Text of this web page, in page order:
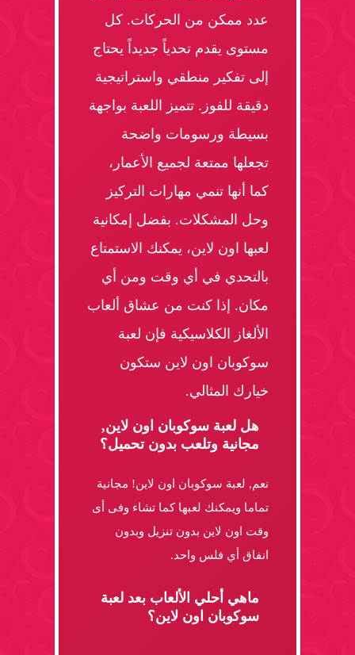
عدد ممكن من الحركات. كل
مستوى يقدم تحدياً جديداً يحتاج
إلى تفكير منطقي واستراتيجية
دقيقة للفوز. تتميز اللعبة بواجهة
بسيطة ورسومات واضحة
تجعلها ممتعة لجميع الأعمار،
كما أنها تنمي مهارات التركيز
وحل المشكلات. بفضل إمكانية
لعبها اون لاين، يمكنك الاستمتاع
بالتحدي في أي وقت ومن أي
مكان. إذا كنت من عشاق ألعاب
الألغاز الكلاسيكية فإن لعبة
سوكوبان اون لاين ستكون
خيارك المثالي.
هل لعبة سوكوبان اون لاين,
مجانية وتلعب بدون تحميل؟
نعم, لعبة سوكوبان اون لاين! مجانية
تماما ويمكنك لعبها كما تشاء وفى أى
وقت اون لاين بدون تنزيل وبدون
انفاق أي فلس واحد.
ماهي أحلي الألعاب بعد لعبة
سوكوبان اون لاين؟